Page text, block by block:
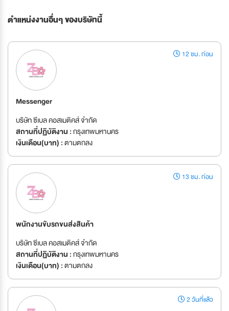
ตำแหน่งงานอื่นๆ ของบริษัทนี้
12 ชม. ก่อน
Messenger
บริษัท ซีเบล คอสเมติคส์ จำกัด
สถานที่ปฏิบัติงาน :กรุงเทพมหานคร
เงินเดือน(บาท) :ตามตกลง
13 ชม. ก่อน
พนักงานขับรถขนส่งสินค้า
บริษัท ซีเบล คอสเมติคส์ จำกัด
สถานที่ปฏิบัติงาน :กรุงเทพมหานคร
เงินเดือน(บาท) :ตามตกลง
2 วันที่แล้ว